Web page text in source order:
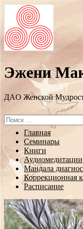
Эжени
ДAO Женской
Search
for:
Перейти
содержанию
Главная
Семинары
Книги
Аудиомедитации
Мандала
Коррекционная
Расписание